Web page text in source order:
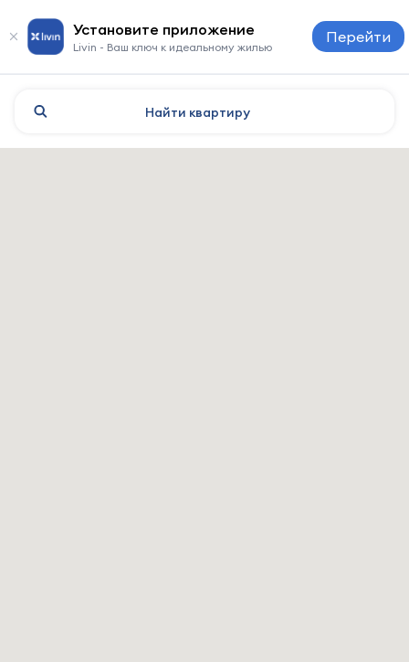
Установите приложение
Livin - Ваш ключ к идеальному жилью
Перейти
Найти квартиру
Астана: отели и жильё